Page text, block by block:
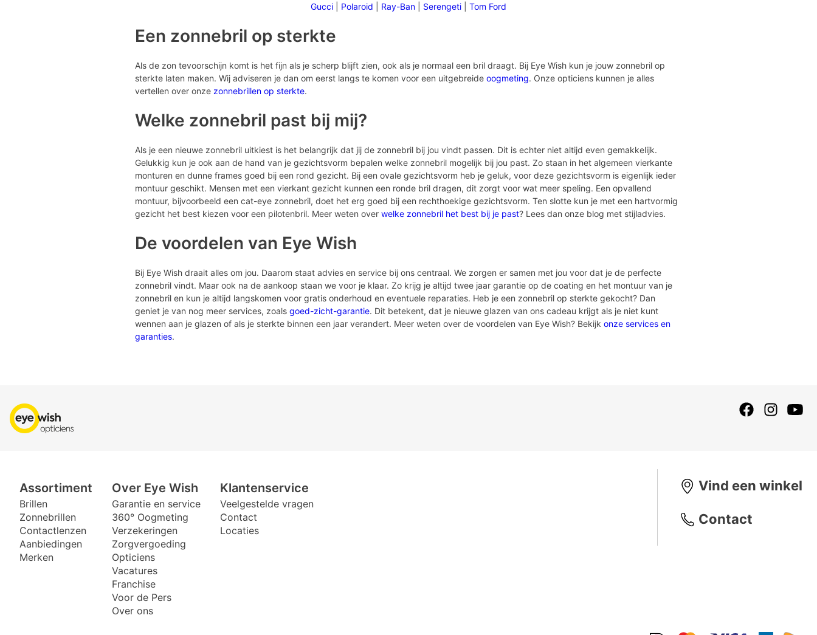
Gucci
Polaroid Ray-Ban Serengeti Tom Ford
Een zonnebril op sterkte
Als de zon tevoorschijn komt is het fijn als je scherp blijft zien, ook als je normaal een bril draagt. Bij Eye Wish kun je jouw zonnebril op
sterkte laten maken. Wij adviseren je dan om eerst langs te komen voor een uitgebreide oogmeting. Onze opticiens kunnen je alles
vertellen over onze zonnebrillen op sterkte.
Welke zonnebril past bij mij?
Als je een nieuwe zonnebril uitkiest is het belangrijk dat jij de zonnebril bij jou vindt passen. Dit is echter niet altijd even gemakkelijk.
Gelukkig kun je ook aan de hand van je gezichtsvorm bepalen welke zonnebril mogelijk bij jou past. Zo staan in het algemeen vierkante
monturen en dunne frames goed bij een rond gezicht. Bij een ovale gezichtsvorm heb je geluk, voor deze gezichtsvorm is eigenlijk ieder
montuur geschikt. Mensen met een vierkant gezicht kunnen een ronde bril dragen, dit zorgt voor wat meer speling. Een opvallend
montuur, bijvoorbeeld een cat-eye zonnebril, doet het erg goed bij een rechthoekige gezichtsvorm. Ten slotte kun je met een hartvormig
gezicht het best kiezen voor een pilotenbril. Meer weten over welke zonnebril het best bij je past? Lees dan onze blog met stijladvies.
De voordelen van Eye Wish
Bij Eye Wish draait alles om jou. Daarom staat advies en service bij ons centraal. We zorgen er samen met jou voor dat je de perfecte
zonnebril vindt. Maar ook na de aankoop staan we voor je klaar. Zo krijg je altijd twee jaar garantie op de coating en het montuur van je
zonnebril en kun je altijd langskomen voor gratis onderhoud en eventuele reparaties. Heb je een zonnebril op sterkte gekocht? Dan
geniet je van nog meer services, zoals goed-zicht-garantie. Dit betekent, dat je nieuwe glazen van ons cadeau krijgt als je niet kunt
wennen aan je glazen of als je sterkte binnen een jaar verandert. Meer weten over de voordelen van Eye Wish? Bekijk onze services en
garanties.
Assortiment
Brillen
Zonnebrillen
Contactlenzen
Aanbiedingen
Merken
Over Eye Wish
Garantie en service
360° Oogmeting
Verzekeringen
Zorgvergoeding
Opticiens
Vacatures
Franchise
Voor de Pers
Over ons
Klantenservice
Veelgestelde vragen
Contact
Locaties
Vind een winkel
Contact